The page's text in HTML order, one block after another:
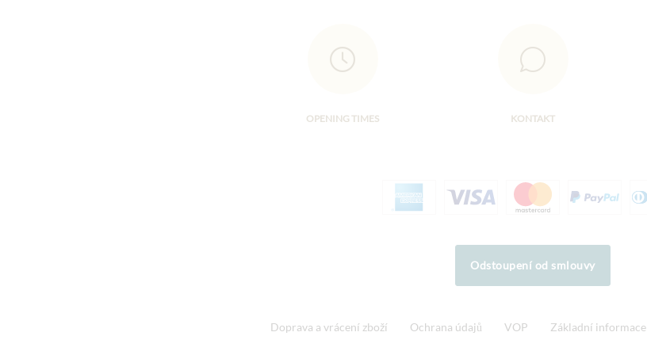
OPENING TIMES KONTAKT
Odstoupení od smlouvy
Doprava a vrácení zboží Ochrana údajů VOP Základní informace